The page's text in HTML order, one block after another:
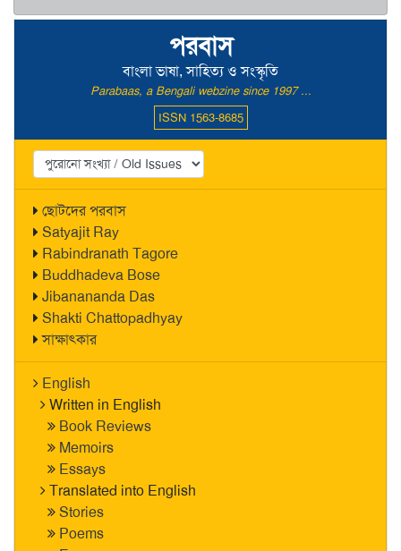
পরবাস
বাংলা ভাষা, সাহিত্য ও সংস্কৃতি
Parabaas, a Bengali webzine since 1997 ...
ISSN 1563-8685
ছোটদের পরবাস
Satyajit Ray
Rabindranath Tagore
Buddhadeva Bose
Jibanananda Das
Shakti Chattopadhyay
সাক্ষাৎকার
English
Written in English
Book Reviews
Memoirs
Essays
Translated into English
Stories
Poems